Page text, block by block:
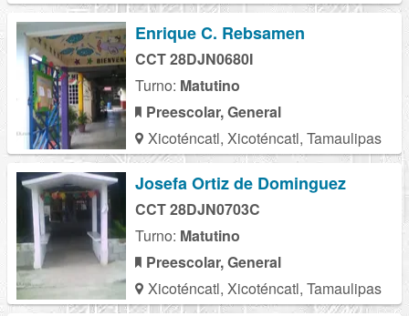
Enrique C. Rebsamen
CCT 28DJN0680I
Turno: Matutino
Preescolar, General
Xicoténcatl, Xicoténcatl, Tamaulipas
Josefa Ortiz de Dominguez
CCT 28DJN0703C
Turno: Matutino
Preescolar, General
Xicoténcatl, Xicoténcatl, Tamaulipas